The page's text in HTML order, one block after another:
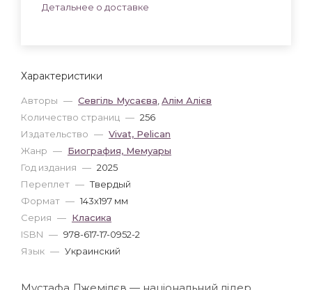
Характеристики
Авторы — Севгіль Мусаєва Алім Алієв
Количество страниц — 256
Издательство — Vivat, Pelican
Жанр — Биография, Мемуары
Год издания — 2025
Переплет — Твердый
Формат — 143x197 мм
Серия — Класика
ISBN — 978-617-17-0952-2
Язык — Украинский
Детальнее о доставке
Мустафа Джемілєв — національний лідер